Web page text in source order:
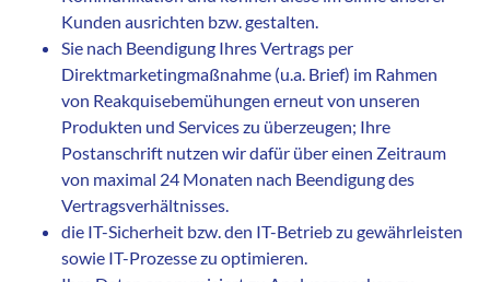
Kunden ausrichten bzw. gestalten.
Sie nach Beendigung Ihres Vertrags per
Direktmarketingmaßnahme (u.a. Brief) im Rahmen
von Reakquisebemühungen erneut von unseren
Produkten und Services zu überzeugen; Ihre
Postanschrift nutzen wir dafür über einen Zeitraum
von maximal 24 Monaten nach Beendigung des
Vertragsverhältnisses.
die IT-Sicherheit bzw. den IT-Betrieb zu gewährleisten
sowie IT-Prozesse zu optimieren.